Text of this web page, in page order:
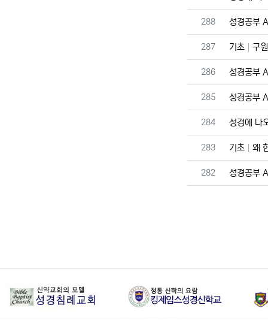
번호
288 성경공부
번호
287 기초 구
번호
286 성경공부
번호
285 성경공부
번호
284 성경에 나
번호
283 기초 왜
번호
282 성경공부